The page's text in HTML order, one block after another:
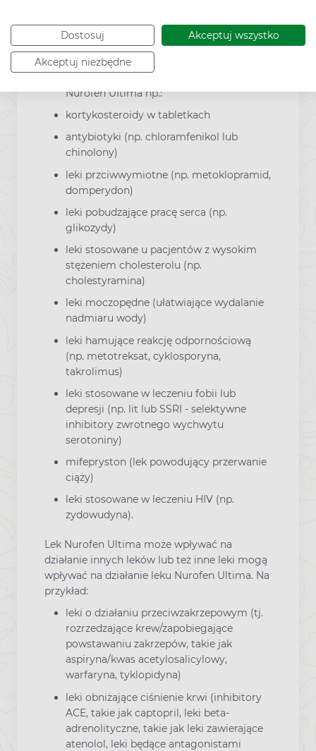
Dostosuj Akceptuj wszystko
Akceptuj niezbędne
z innymi lekami z grupy NLPZ takimi jak
aspiryna, ibuprofen Należy zachować
szczególną ostrożność, ponieważ
Nurofen Ultima np.:
kortykosteroidy w tabletkach
antybiotyki (np. chloramfenikol lub
chinolony)
leki przciwwymiotne (np. metoklopramid,
domperydon)
leki pobudzające pracę serca (np.
glikozydy)
leki stosowane u pacjentów z wysokim
stężeniem cholesterolu (np.
cholestyramina)
leki moczopędne (ułatwiające wydalanie
nadmiaru wody)
leki hamujące reakcję odpornościową
(np. metotreksat, cyklosporyna,
takrolimus)
leki stosowane w leczeniu fobii lub
depresji (np. lit lub SSRI - selektywne
inhibitory zwrotnego wychwytu
serotoniny)
mifepryston (lek powodujący przerwanie
ciąży)
leki stosowane w leczeniu HIV (np.
zydowudyna).
Lek Nurofen Ultima może wpływać na
działanie innych leków lub też inne leki mogą
wpływać na działanie leku Nurofen Ultima. Na
przykład:
leki o działaniu przeciwzakrzepowym (tj.
rozrzedzające krew/zapobiegające
powstawaniu zakrzepów, takie jak
aspiryna/kwas acetylosalicylowy,
warfaryna, tyklopidyna)
leki obniżające ciśnienie krwi (inhibitory
ACE, takie jak captopril, leki beta-
adrenolityczne, takie jak leki zawierające
atenolol, leki będące antagonistami